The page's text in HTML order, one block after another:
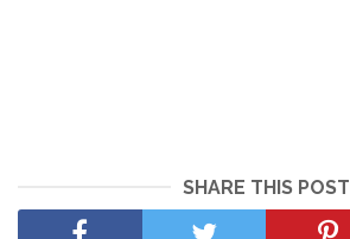
SHARE THIS POST